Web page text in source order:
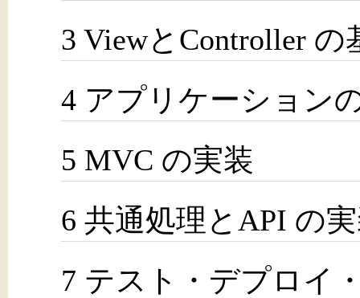
3 ViewとController
4 アプリケーション
5 MVC の実装
6 共通処理とAPI の
7 テスト・デプロイ